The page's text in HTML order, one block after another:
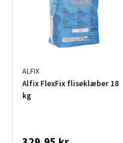
ALFIX
Alfix FlexFix fliseklæber 18
kg